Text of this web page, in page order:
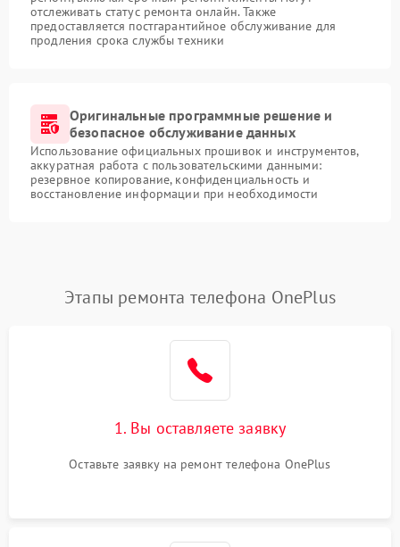
отслеживать статус ремонта онлайн. Также
предоставляется постгарантийное обслуживание для
продления срока службы техники
Оригинальные программные решение и
безопасное обслуживание данных
Использование официальных прошивок и инструментов,
аккуратная работа с пользовательскими данными:
резервное копирование, конфиденциальность и
восстановление информации при необходимости
Этапы ремонта телефона OnePlus
1. Вы оставляете заявку
Оставьте заявку на ремонт телефона OnePlus